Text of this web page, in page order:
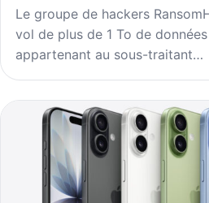
Le groupe de hackers
vol de plus de 1 To de
appartenant au sous-traitant…